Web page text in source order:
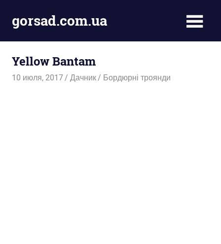
перейти
к
содержимому
gorsad.com.ua
іYellow Bantam
10 июля, 2017 Дачник Бордюрні троянди